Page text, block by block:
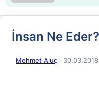
İnsan Ne Eder?
Mehmet Aluç · 30.03.2018